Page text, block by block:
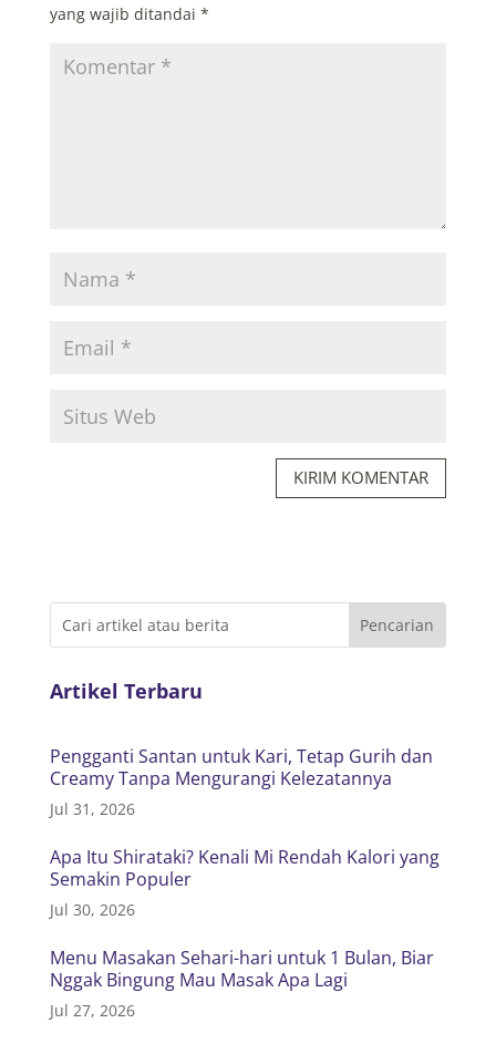
yang wajib ditandai *
KIRIM KOMENTAR
Artikel Terbaru
Pengganti Santan untuk Kari, Tetap Gurih dan
Creamy Tanpa Mengurangi Kelezatannya
Jul 31, 2026
Apa Itu Shirataki? Kenali Mi Rendah Kalori yang
Semakin Populer
Jul 30, 2026
Menu Masakan Sehari-hari untuk 1 Bulan, Biar
Nggak Bingung Mau Masak Apa Lagi
Jul 27, 2026